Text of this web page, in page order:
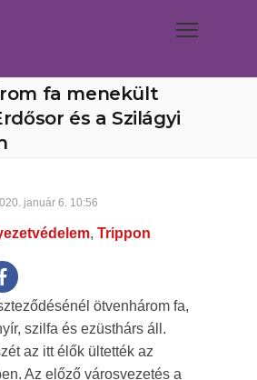
fa menekült
és a Szilágyi
január 6. 10:56
, Trippon
ötvenhárom fa,
szilfa és ezüsthárs áll.
az itt élők ültették az
Az előző városvezetés a